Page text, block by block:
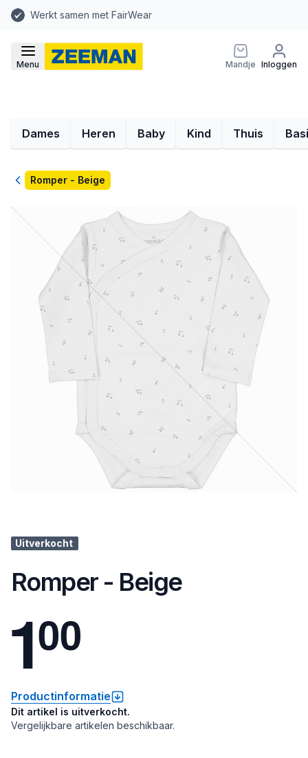
Werkt samen met FairWear
Menu Mandje Inloggen
Dames Heren Baby Kind Thuis
TerugRomper - Beige
Uitverkocht
Romper - Beige
100
Productinformatie
Dit artikel is uitverkocht.
Vergelijkbare artikelen beschikbaar.